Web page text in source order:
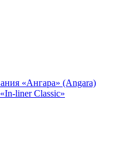
«Ангара» (Angara)
liner Classic»